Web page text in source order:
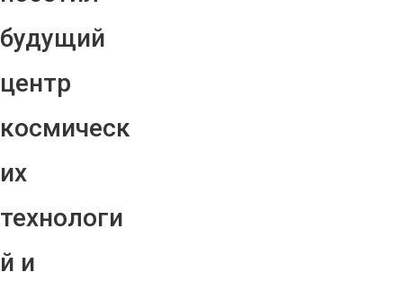
будущий
центр
космическ
их
технологи
й и